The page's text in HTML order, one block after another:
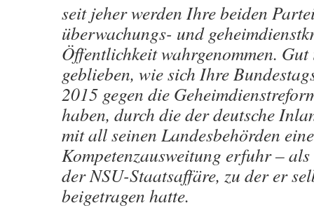
seit jeher werden Ihre beiden
überwachungs- und
Öffentlichkeit wahrgenommen.
geblieben, wie sich Ihre
2015 gegen die
haben, durch die der deutsche
mit all seinen Landesbehörden
Kompetenzausweitung erfuhr – als
der NSU-Staatsaffäre, zu der er
beigetragen hatte.